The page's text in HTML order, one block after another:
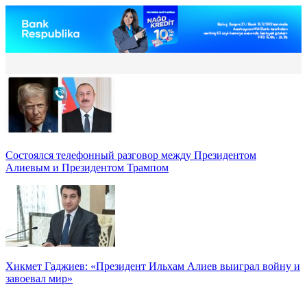
Состоялся телефонный разговор между Президентом
Алиевым и Президентом Трампом
Хикмет Гаджиев: «Президент Ильхам Алиев выиграл войну и
завоевал мир»